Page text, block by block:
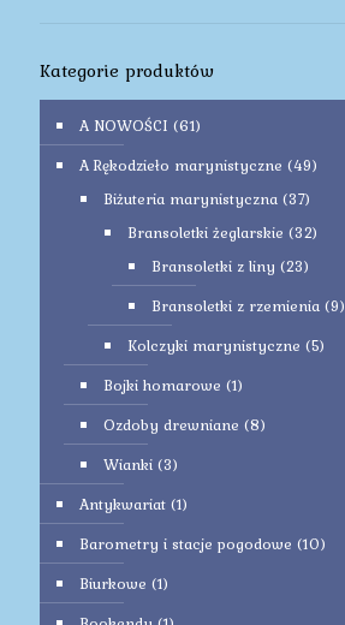
Kategorie produktów
A NOWOŚCI (61)
A Rękodzieło marynistyczne (49)
Biżuteria marynistyczna (37)
Bransoletki żeglarskie (32)
Bransoletki z liny (23)
Bransoletki z rzemienia (9)
Kolczyki marynistyczne (5)
Bojki homarowe (1)
Ozdoby drewniane (8)
Wianki (3)
Antykwariat (1)
Barometry i stacje pogodowe (10)
Biurkowe (1)